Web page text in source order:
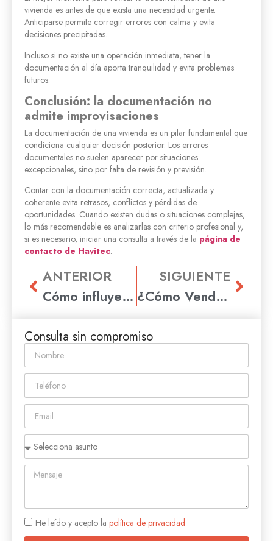
vivienda es antes de que exista una necesidad urgente.
Anticiparse permite corregir errores con calma y evita
decisiones precipitadas.
Incluso si no existe una operación inmediata, tener la
documentación al día aporta tranquilidad y evita problemas
futuros.
Conclusión: la documentación no
admite improvisaciones
La documentación de una vivienda es un pilar fundamental que
condiciona cualquier decisión posterior. Los errores
documentales no suelen aparecer por situaciones
excepcionales, sino por falta de revisión y previsión.
Contar con la documentación correcta, actualizada y
coherente evita retrasos, conflictos y pérdidas de
oportunidades. Cuando existen dudas o situaciones complejas,
lo más recomendable es analizarlas con criterio profesional y,
si es necesario, iniciar una consulta a través de la página de
contacto de Havitec.
ANTERIOR
Cómo influye la presentación en la percepción del inmueble
SIGUIENTE
¿Cómo Vender tu Piso en Rubí con Éxito y Rapidez? Guía Práctica
Consulta sin compromiso
He leído y acepto la política de privacidad